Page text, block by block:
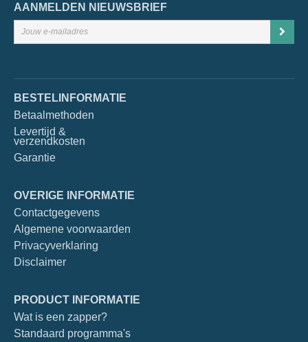
AANMELDEN NIEUWSBRIEF
BESTELINFORMATIE
Betaalmethoden
Levertijd &
verzendkosten
Garantie
OVERIGE INFORMATIE
Contactgegevens
Algemene voorwaarden
Privacyverklaring
Disclaimer
PRODUCT INFORMATIE
Wat is een zapper?
Standaard programma's